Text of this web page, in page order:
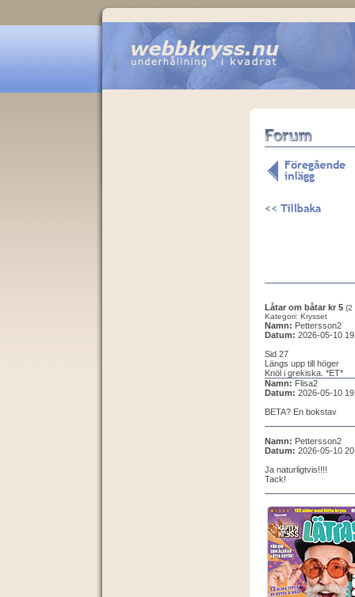
Låtar om båtar kr 5 (2
Kategori: Krysset
Namn: Pettersson2
Datum: 2026-05-10
Sid 27
Längs upp till höger
Knöl i grekiska. *ET*
Namn: Flisa2
Datum: 2026-05-10
BETA? En bokstav
Namn: Pettersson2
Datum: 2026-05-10
Ja naturligtvis!!!!
Tack!